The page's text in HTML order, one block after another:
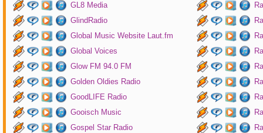
GL8 Media
GlindRadio
Global Music Website Laut.fm
Global Voices
Glow FM 94.0 FM
Golden Oldies Radio
GoodLIFE Radio
Gooisch Music
Gospel Star Radio